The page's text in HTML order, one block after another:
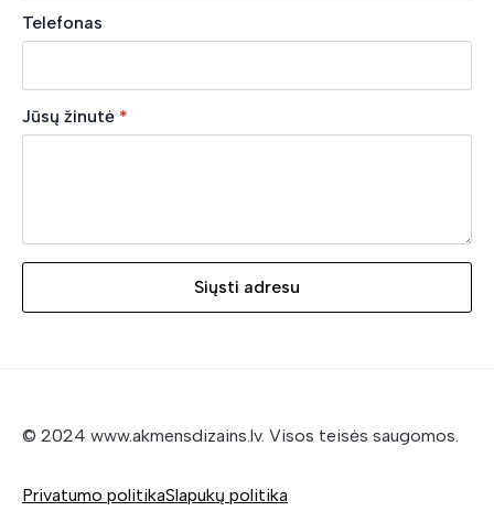
Telefonas
Jūsų žinutė *
Siųsti adresu
© 2024 www.akmensdizains.lv. Visos teisės saugomos.
Privatumo politikaSlapukų politika